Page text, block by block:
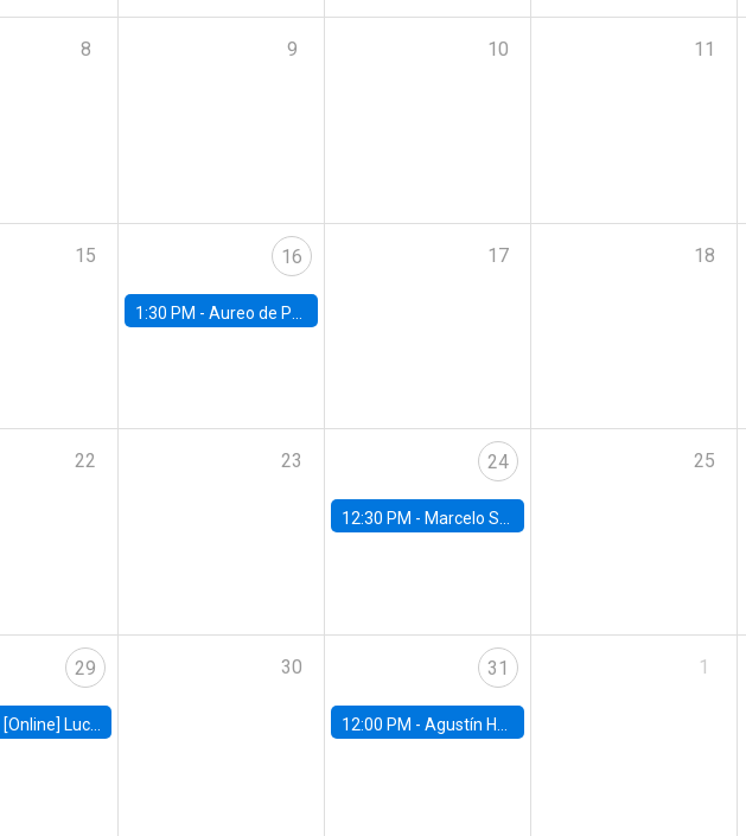
8 9 10 11
15 16
1:30 PM -Aureo de Paula, UCL
17 18
22 23 24
12:30 PM - Marcelo Sant'Anna, FGV - EPGE
25
29
[Online] Luciana Juvenal, International Monetary Fund (IMF)
30 31
12:00 PM -Agustín Hurtado, University of Maryland
1